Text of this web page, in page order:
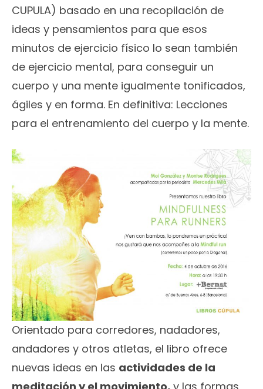
CUPULA) basado en una recopilación de
ideas y pensamientos para que esos
minutos de ejercicio físico lo sean también
de ejercicio mental, para conseguir un
cuerpo y una mente igualmente tonificados,
ágiles y en forma. En definitiva: Lecciones
para el entrenamiento del cuerpo y la mente.
Orientado para corredores, nadadores,
andadores y otros atletas, el libro ofrece
nuevas ideas en las actividades de la